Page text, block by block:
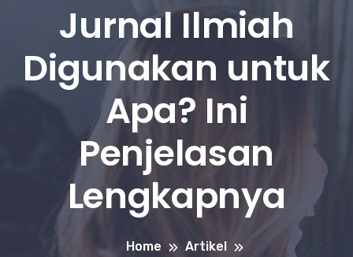
Jurnal Ilmiah
Digunakan untuk
Apa? Ini
Penjelasan
Lengkapnya
Home
Artikel